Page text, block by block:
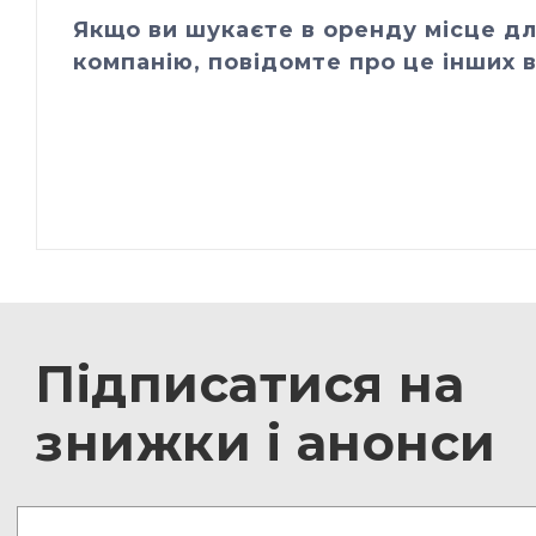
Якщо ви шукаєте в оренду місце
компанію, повідомте про це інших
Підписатися на
знижки і анонси